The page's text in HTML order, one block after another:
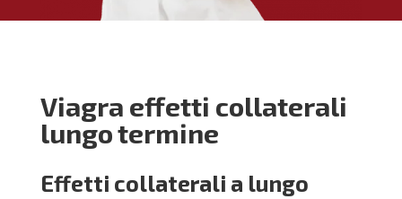
Viagra effetti collaterali
lungo termine
Effetti collaterali a lungo